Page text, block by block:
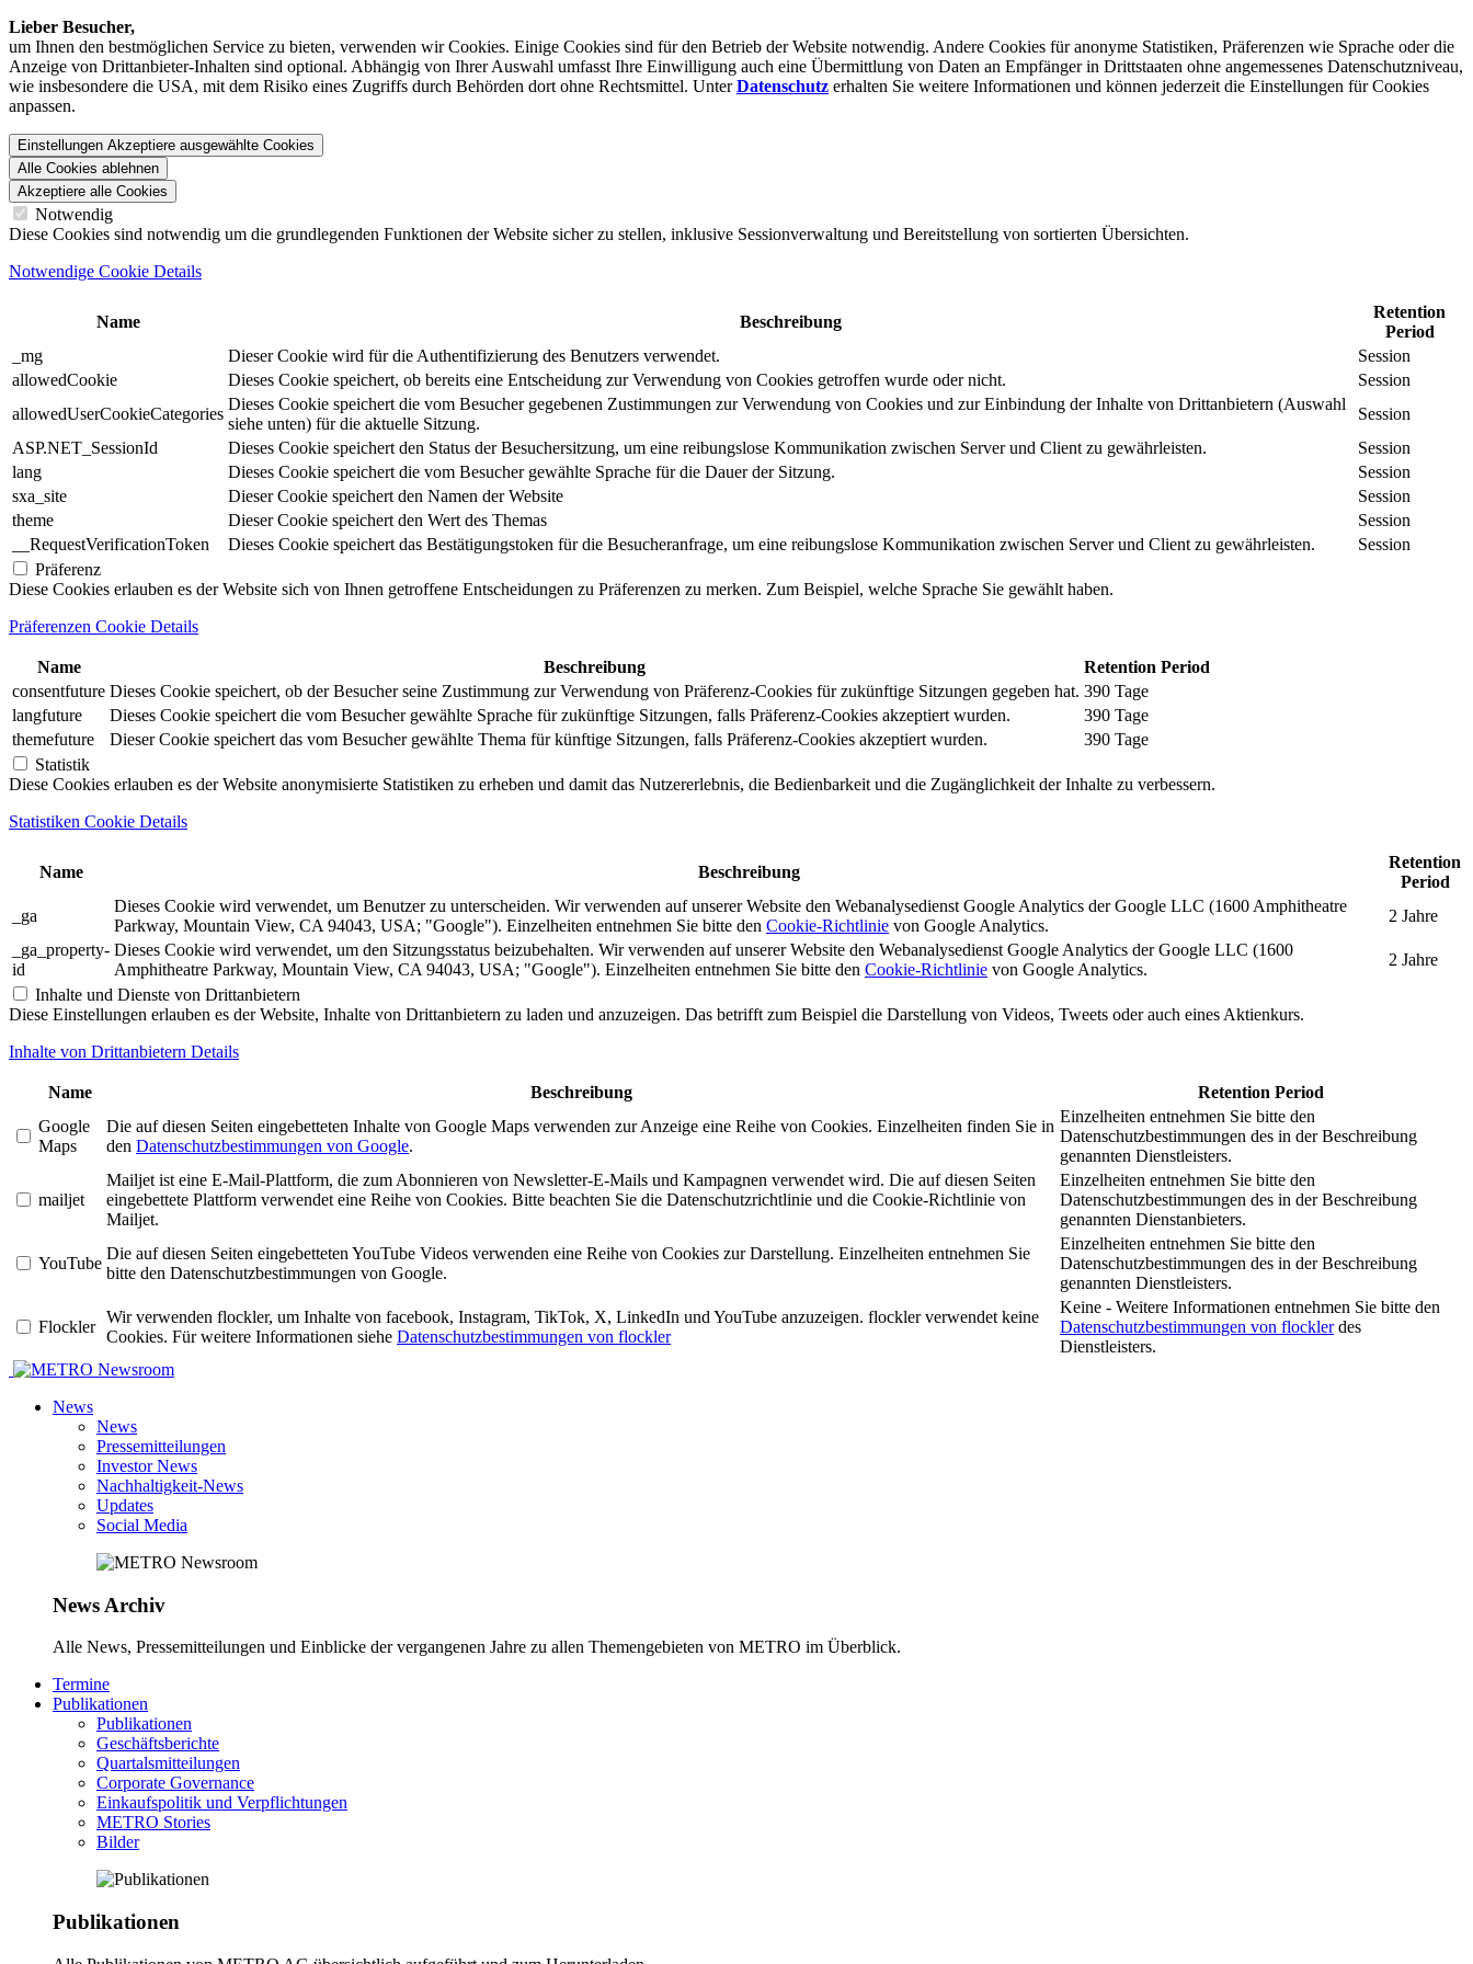
Lieber Besucher,
um Ihnen den best­möglichen Service zu bieten, verwenden wir Cookies. Einige Cookies sind für den Betrieb der Website notwendig. Andere Cookies für anonyme Statistiken, Präferenzen wie Sprache oder die
Anzeige von Dritt­anbieter-Inhalten sind optional. Abhängig von Ihrer Auswahl umfasst Ihre Einwilligung auch eine Übermittlung von Daten an Empfänger in Drittstaaten ohne angemessenes Daten­schutz­niveau,
wie insbesondere die USA, mit dem Risiko eines Zugriffs durch Behörden dort ohne Rechts­mittel. UnterDatenschutz erhalten Sie weitere Informationen und können jederzeit die Einstellungen für Cookies
anpassen.
Einstellungen Akzeptiere ausgewählte Cookies
Alle Cookies ablehnen
Akzeptiere alle Cookies
Notwendig
Diese Cookies sind notwendig um die grundlegenden Funktionen der Website sicher zu stellen, inklusive Sessionverwaltung und Bereitstellung von sortierten Übersichten.
Notwendige Cookie Details
Name Beschreibung
Retention
Period
_mg
Dieser Cookie wird für die Authentifizierung des Benutzers verwendet.
Session
allowedCookie
Dieses Cookie speichert, ob bereits eine Entscheidung zur Verwendung von Cookies getroffen wurde oder nicht.
Session
allowedUserCookieCategories
Dieses Cookie speichert die vom Besucher gegebenen Zustimmungen zur Verwendung von Cookies und zur Einbindung der Inhalte von Drittanbietern (Auswahl
siehe unten) für die aktuelle Sitzung.
Session
ASP.NET_SessionId
Dieses Cookie speichert den Status der Besuchersitzung, um eine reibungslose Kommunikation zwischen Server und Client zu gewährleisten.
Session
lang
Dieses Cookie speichert die vom Besucher gewählte Sprache für die Dauer der Sitzung.
Session
sxa_site
Dieser Cookie speichert den Namen der Website
Session
theme
Dieser Cookie speichert den Wert des Themas
Session
__RequestVerificationToken
Dieses Cookie speichert das Bestätigungstoken für die Besucheranfrage, um eine reibungslose Kommunikation zwischen Server und Client zu gewährleisten.
Session
Präferenz
Diese Cookies erlauben es der Website sich von Ihnen getroffene Entscheidungen zu Präferenzen zu merken. Zum Beispiel, welche Sprache Sie gewählt haben.
Präferenzen Cookie Details
Name Beschreibung
Retention Period
consentfuture Dieses Cookie speichert, ob der Besucher seine Zustimmung zur Verwendung von Präferenz-Cookies für zukünftige Sitzungen gegeben hat. 390 Tage
langfuture
Dieses Cookie speichert die vom Besucher gewählte Sprache für zukünftige Sitzungen, falls Präferenz-Cookies akzeptiert wurden.
390 Tage
themefuture
Dieser Cookie speichert das vom Besucher gewählte Thema für künftige Sitzungen, falls Präferenz-Cookies akzeptiert wurden.
390 Tage
Statistik
Diese Cookies erlauben es der Website anonymisierte Statistiken zu erheben und damit das Nutzererlebnis, die Bedienbarkeit und die Zugänglichkeit der Inhalte zu verbessern.
Statistiken Cookie Details
Name Beschreibung
Retention
Period
_ga
Dieses Cookie wird verwendet, um Benutzer zu unterscheiden. Wir verwenden auf unserer Website den Webanalysedienst Google Analytics der Google LLC (1600 Amphitheatre
Parkway, Mountain View, CA 94043, USA; "Google"). Einzelheiten entnehmen Sie bitte den Cookie-Richtlinie von Google Analytics.
2 Jahre
_ga_property-
id
Dieses Cookie wird verwendet, um den Sitzungsstatus beizubehalten. Wir verwenden auf unserer Website den Webanalysedienst Google Analytics der Google LLC (1600
Amphitheatre Parkway, Mountain View, CA 94043, USA; "Google"). Einzelheiten entnehmen Sie bitte den Cookie-Richtlinie von Google Analytics.
2 Jahre
Inhalte und Dienste von Drittanbietern
Diese Einstellungen erlauben es der Website, Inhalte von Drittanbietern zu laden und anzuzeigen. Das betrifft zum Beispiel die Darstellung von Videos, Tweets oder auch eines Aktienkurs.
Inhalte von Drittanbietern Details
Name Beschreibung
Retention Period
Google
Maps
Die auf diesen Seiten eingebetteten Inhalte von Google Maps verwenden zur Anzeige eine Reihe von Cookies. Einzelheiten finden Sie in
den Datenschutzbestimmungen von Google.
Einzelheiten entnehmen Sie bitte den
Datenschutzbestimmungen des in der Beschreibung
genannten Dienstleisters.
mailjet
Mailjet ist eine E-Mail-Plattform, die zum Abonnieren von Newsletter-E-Mails und Kampagnen verwendet wird. Die auf diesen Seiten
eingebettete Plattform verwendet eine Reihe von Cookies. Bitte beachten Sie die Datenschutzrichtlinie und die Cookie-Richtlinie von
Mailjet.
Einzelheiten entnehmen Sie bitte den
Datenschutzbestimmungen des in der Beschreibung
genannten Dienstanbieters.
YouTube
Die auf diesen Seiten eingebetteten YouTube Videos verwenden eine Reihe von Cookies zur Darstellung. Einzelheiten entnehmen Sie
bitte den Datenschutzbestimmungen von Google.
Einzelheiten entnehmen Sie bitte den
Datenschutzbestimmungen des in der Beschreibung
genannten Dienstleisters.
Flockler
Wir verwenden flockler, um Inhalte von facebook, Instagram, TikTok, X, LinkedIn und YouTube anzuzeigen. flockler verwendet keine
Cookies. Für weitere Informationen siehe Datenschutzbestimmungen von flockler
Keine - Weitere Informationen entnehmen Sie bitte den
Datenschutzbestimmungen von flocklerdes
Dienstleisters.
Newsroom
News
News
Pressemitteilungen
Investor News
Nachhaltigkeit-News
Updates
Social Media
News Archiv
Alle News, Pressemitteilungen und Einblicke der vergangenen Jahre zu allen Themengebieten von METRO im Überblick.
Termine
Publikationen
Publikationen
Geschäftsberichte
Quartalsmitteilungen
Corporate Governance
Einkaufspolitik und Verpflichtungen
METRO Stories
Bilder
Publikationen